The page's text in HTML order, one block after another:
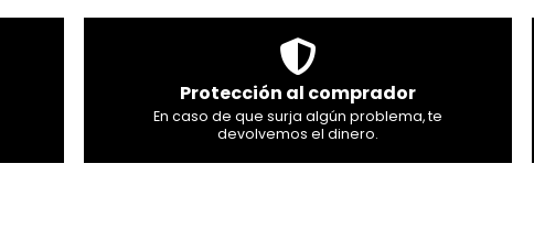
Protección al comprador
En caso de que surja algún problema, te
devolvemos el dinero.